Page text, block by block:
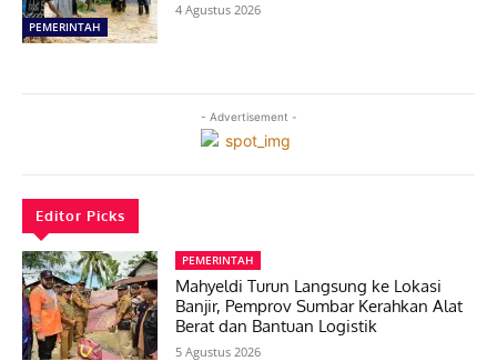
PEMERINTAH
4 Agustus 2026
- Advertisement -
Editor Picks
PEMERINTAH
Mahyeldi Turun Langsung ke Lokasi
Banjir, Pemprov Sumbar Kerahkan Alat
Berat dan Bantuan Logistik
5 Agustus 2026